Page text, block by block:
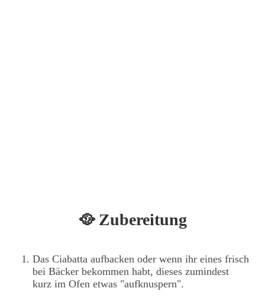
🥘 Zubereitung
Das Ciabatta aufbacken oder wenn ihr eines frisch
bei Bäcker bekommen habt, dieses zumindest
kurz im Ofen etwas "aufknuspern".